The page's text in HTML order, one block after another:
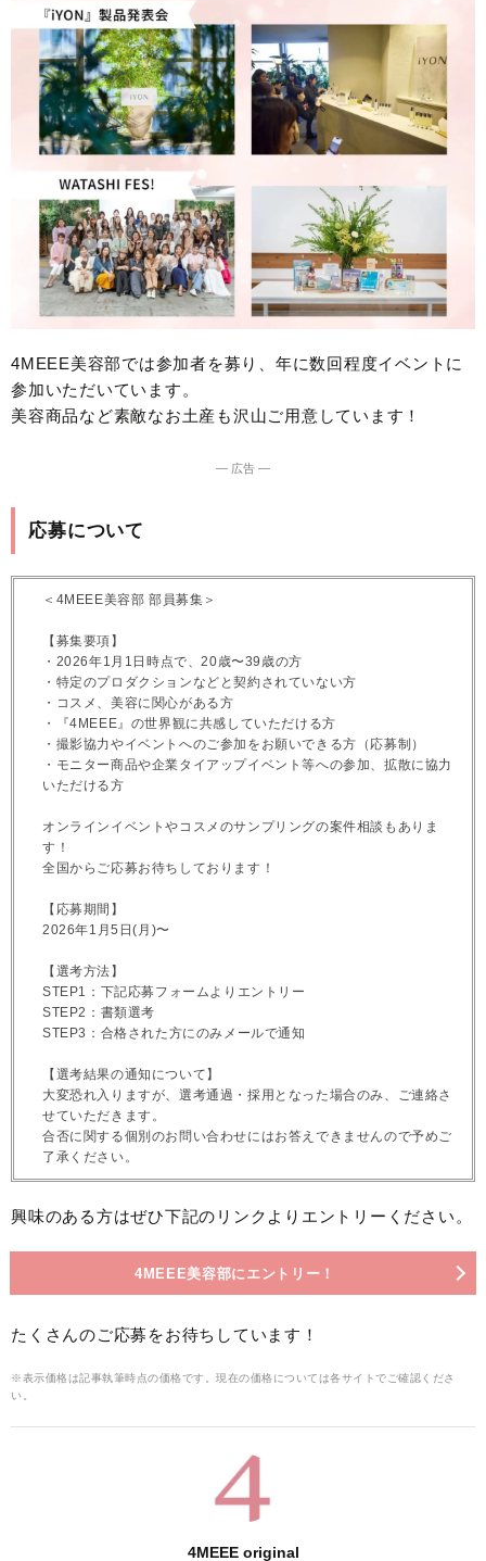
4MEEE美容部では参加者を募り、年に数回程度イベントに
参加いただいています。
美容商品など素敵なお土産も沢山ご用意しています！
― 広告 ―
応募について
＜4MEEE美容部 部員募集＞
【募集要項】
・2026年1月1日時点で、20歳〜39歳の方
・特定のプロダクションなどと契約されていない方
・コスメ、美容に関心がある方
・『4MEEE』の世界観に共感していただける方
・撮影協力やイベントへのご参加をお願いできる方（応募制）
・モニター商品や企業タイアップイベント等への参加、拡散に協力
いただける方
オンラインイベントやコスメのサンプリングの案件相談もありま
す！
全国からご応募お待ちしております！
【応募期間】
2026年1月5日(月)〜
【選考方法】
STEP1：下記応募フォームよりエントリー
STEP2：書類選考
STEP3：合格された方にのみメールで通知
【選考結果の通知について】
大変恐れ入りますが、選考通過・採用となった場合のみ、ご連絡さ
せていただきます。
合否に関する個別のお問い合わせにはお答えできませんので予めご
了承ください。
興味のある方はぜひ下記のリンクよりエントリーください。
4MEEE美容部にエントリー！
たくさんのご応募をお待ちしています！
※表示価格は記事執筆時点の価格です。現在の価格については各サイトでご確認くださ
い。
4MEEE original